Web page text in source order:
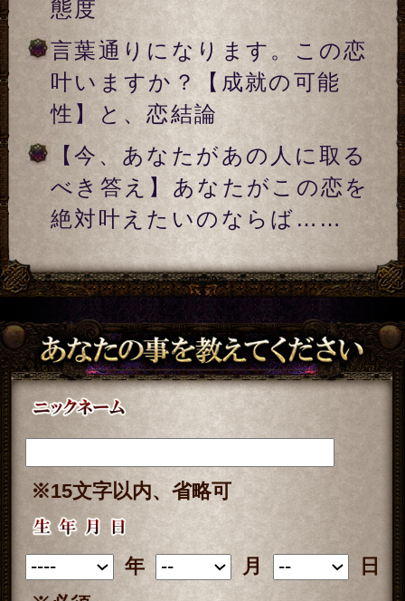
※15文字以内、省略可
生年月日
年 月
日
※必須
あの人の性別は、あなたと逆の性別が
自動的に設定されます。
入力した情報を記録しますか？
記録する
※次のページは無料でご利用いただけ
ます。
（「一部無料で鑑定する」をタップす
ると、鑑定結果の一部を無料でご覧に
なれます）
こちらのメニューは会員割引対象メニ
会員価格 1,100円(税込)
要です。
会員以外の方のご利用には通常価格